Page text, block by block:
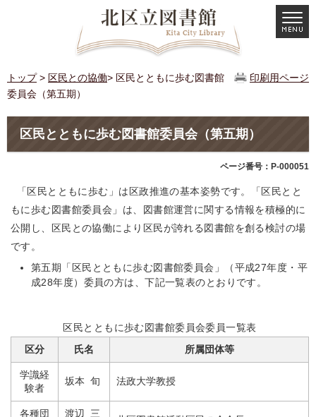
印刷用ページ
トップ> 区民との協働> 区民とともに歩む図書館
委員会（第五期）
区民とともに歩む図書館委員会（第五期）
ページ番号：P-000051
「区民とともに歩む」は区政推進の基本姿勢です。「区民とと
もに歩む図書館委員会」は、図書館運営に関する情報を積極的に
公開し、区民との協働により区民が誇れる図書館を創る検討の場
です。
第五期「区民とともに歩む図書館委員会」（平成27年度・平
成28年度）委員の方は、下記一覧表のとおりです。
区民とともに歩む図書館委員会委員一覧表
区分
氏名 所属団体等
学識経
験者
坂本 旬 法政大学教授
各種団
渡辺 三